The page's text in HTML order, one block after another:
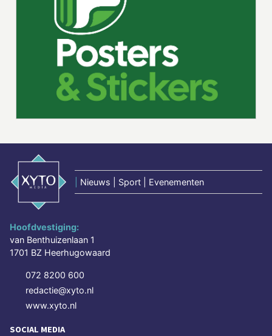
Nieuws | Sport | Evenementen
Hoofdvestiging:
van Benthuizenlaan 1
1701 BZ Heerhugowaard
072 8200 600
redactie@xyto.nl
www.xyto.nl
SOCIAL MEDIA